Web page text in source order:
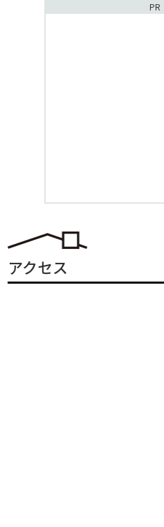
PR
アクセス